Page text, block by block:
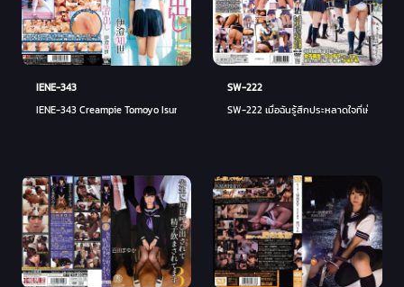
IENE-343
IENE-343 Creampie Tomoyo Isumi ของแท้ตัวแรก - โทโมโยะ อิซุมิ
SW-222
SW-222 เมื่อฉันรู้สึกประหลาดใจที่เห็นชุดชั้